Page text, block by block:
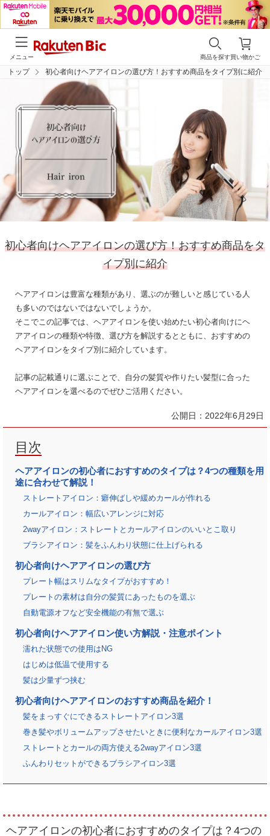
買い物かご
商品を探す
メニュー
トップ 初心者向けヘアアイロンの選び方！おすすめ商品をタイプ別に紹介
初心者向けヘアアイロンの選び方！おすすめ商品をタ
イプ別に紹介
ヘアアイロンは豊富な種類があり、選ぶのが難しいと感じている人
も多いのではないではないでしょうか。
そこでこの記事では、ヘアアイロンを使い始めたい初心者向けにヘ
アアイロンの種類や特徴、選び方を解説するとともに、 おすすめの
ヘアアイロンをタイプ別に紹介しています。
記事の記載通りに選ぶことで、自分の髪質や作りたい髪型に合った
ヘアアイロンを選べるのでぜひご活用ください。
公開日： 2022年6月29日
目次
ヘアアイロンの初心者におすすめのタイプは？4つの種類を用
途に合わせて解説！
ストレートアイロン：癖伸ばしや緩めカールが作れる
カールアイロン：幅広いアレンジに対応
2wayアイロン：ストレートとカールアイロンのいいとこ取り
ブラシアイロン：髪をふんわり状態に仕上げられる
初心者向けヘアアイロンの選び方
プレート幅はスリムなタイプがおすすめ！
プレートの素材は自分の髪質にあったものを選ぶ
自動電源オフなど安全機能の有無で選ぶ
初心者向けヘアアイロン使い方解説・注意ポイント
濡れた状態での使用はNG
はじめは低温で使用する
髪は少量ずつ挟む
初心者向けヘアアイロンのおすすめ商品を紹介！
髪をまっすぐにできるストレートアイロン3選
巻き髪やボリュームアップさせたいときに便利なカールアイロン3選
ストレートとカールの両方使える2wayアイロン3選
ふんわりセットができるブラシアイロン3選
ヘアアイロンの初心者におすすめのタイプは？4つの